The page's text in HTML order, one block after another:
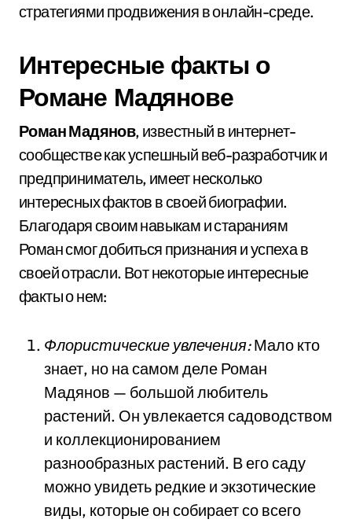
стратегиями продвижения в онлайн-среде.
Интересные факты о
Романе Мадянове
Роман Мадянов, известный в интернет-
сообществе как успешный веб-разработчик и
предприниматель, имеет несколько
интересных фактов в своей биографии.
Благодаря своим навыкам и стараниям
Роман смог добиться признания и успеха в
своей отрасли. Вот некоторые интересные
факты о нем:
Флористические увлечения:Мало кто
знает, но на самом деле Роман
Мадянов — большой любитель
растений. Он увлекается садоводством
и коллекционированием
разнообразных растений. В его саду
можно увидеть редкие и экзотические
виды, которые он собирает со всего